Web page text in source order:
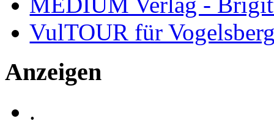
VulTOUR für
Anzeigen
.